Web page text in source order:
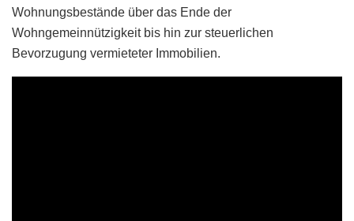
Wohnungsbestände über das Ende der
Wohngemeinnützigkeit bis hin zur steuerlichen
Bevorzugung vermieteter Immobilien.